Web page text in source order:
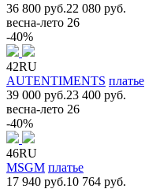
36 800 руб.22 080 руб.
весна-лето 26
-40%
42RU
AUTENTIMENTS платье
39 000 руб.23 400 руб.
весна-лето 26
-40%
46RU
MSGM платье
17 940 руб.10 764 руб.